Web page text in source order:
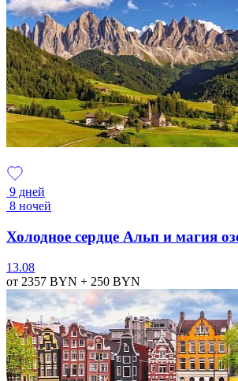
9 дней
8 ночей
Холодное сердце Альп и магия
13.08
от 2357 BYN + 250 BYN